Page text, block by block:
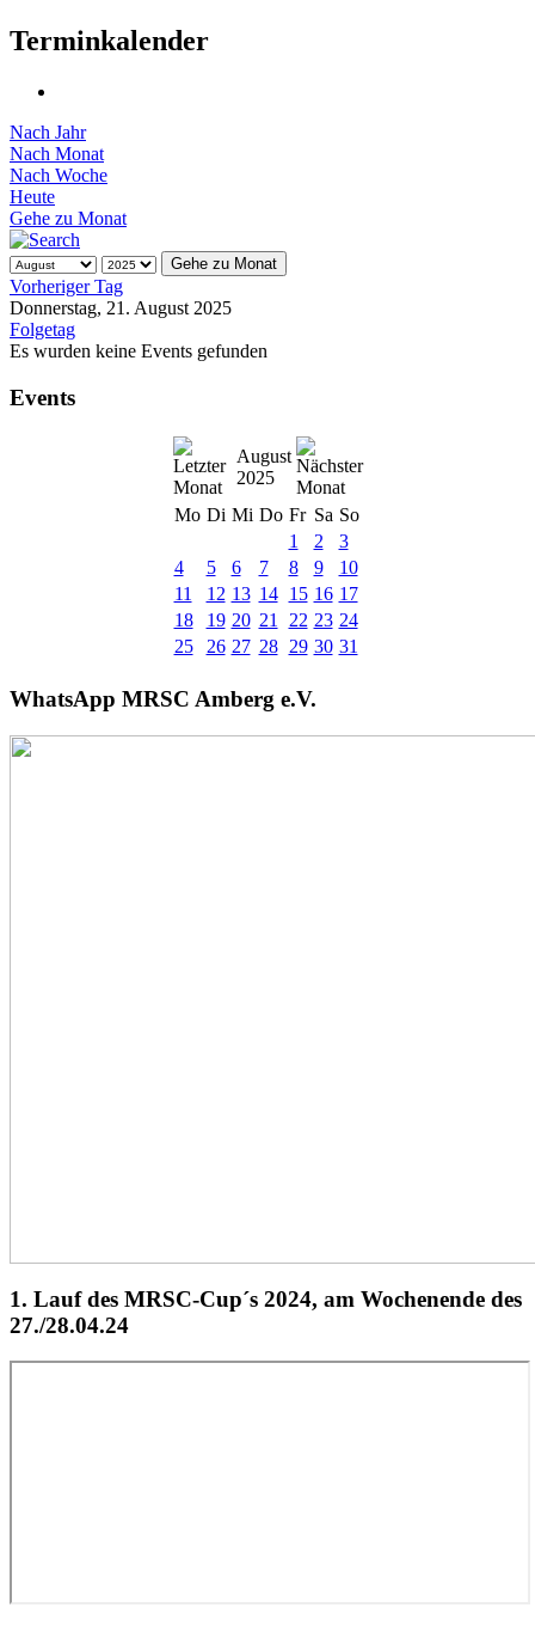
Terminkalender
Nach Jahr
Nach Monat
Nach Woche
Heute
Gehe zu Monat
Gehe zu Monat
Vorheriger Tag
Donnerstag, 21. August 2025
Folgetag
Es wurden keine Events gefunden
Events
August
2025
Mo Di Mi Do Fr Sa So
1
2
3
4
5 6 7 8 9
10
11
12 13 14 15 16 17
18
19 20 21 22 23 24
25
26 27 28 29 30 31
WhatsApp MRSC Amberg e.V.
1. Lauf des MRSC-Cup´s 2024, am Wochenende des
27./28.04.24